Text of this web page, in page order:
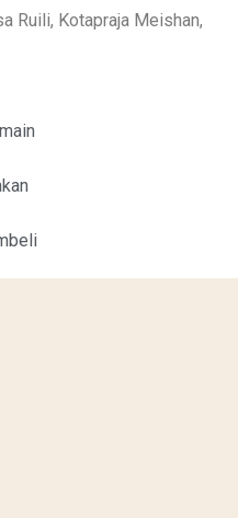
Ruili, Kotapraja Meishan,